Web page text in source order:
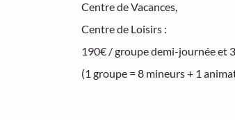
Centre de Vacances,
Centre de Loisirs :
190€ / groupe demi-journée et
(1 groupe = 8 mineurs + 1